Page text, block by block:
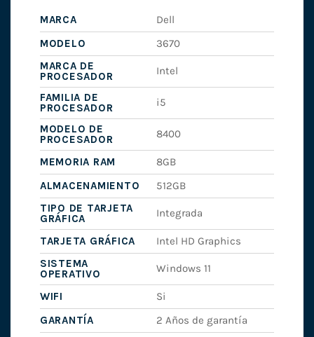
MARCA
Dell
MODELO
3670
MARCA DE
PROCESADOR
Intel
FAMILIA DE
PROCESADOR
i5
MODELO DE
PROCESADOR
8400
MEMORIA RAM
8GB
ALMACENAMIENTO
512GB
TIPO DE TARJETA
GRÁFICA
Integrada
TARJETA GRÁFICA
Intel HD Graphics
SISTEMA
OPERATIVO
Windows 11
WIFI
Si
GARANTÍA
2 Años de garantía